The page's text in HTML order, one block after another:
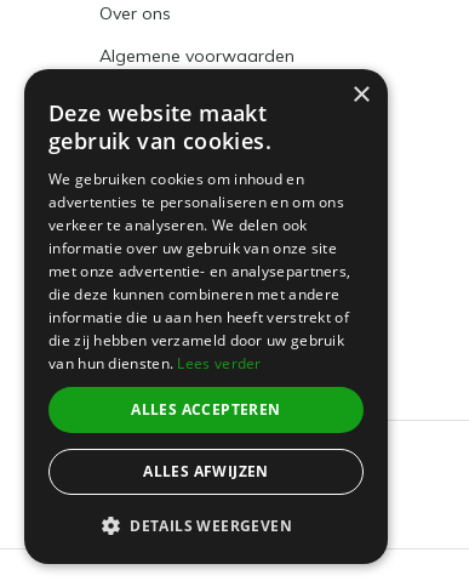
Over ons
Algemene voorwaarden
Privacy Policy
Betaalmethoden en BTW nummer
Verzenden & retourneren
Klantenservice
Sitemap
© 2026 -Boeklin
×
Deze website maakt
gebruik van cookies.
We gebruiken cookies om inhoud en
advertenties te personaliseren en om ons
verkeer te analyseren. We delen ook
informatie over uw gebruik van onze site
met onze advertentie- en analysepartners,
die deze kunnen combineren met andere
informatie die u aan hen heeft verstrekt of
die zij hebben verzameld door uw gebruik
van hun diensten. Lees verder
ALLES ACCEPTEREN
ALLES AFWIJZEN
DETAILS WEERGEVEN